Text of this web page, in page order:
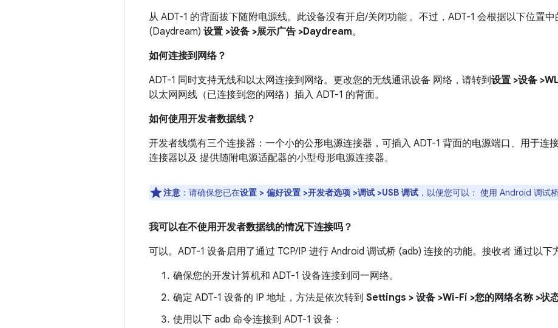
从 ADT-1 的背面拔下随附电源线。此设备没有开启/关闭功能 。不过，ADT-1 会根据以下位置
(Daydream) 设置 >设备 >展示广告 >Daydream。
如何连接到网络？
ADT-1 同时支持无线和以太网连接到网络。更改您的无线通讯设备 网络，请转到设置 >设备
以太网网线（已连接到您的网络）插入 ADT-1 的背面。
如何使用开发者数据线？
开发者线缆有三个连接器：一个小的公形电源连接器，可插入 ADT-1 背面的电源端口、用于连
连接器以及 提供随附电源适配器的小型母形电源连接器。
注意 ：请确保您已在设置 > 偏好设置 >开发者选项 >调试 >USB 调试 ，以便您可以： 使用 Android 调试
我可以在不使用开发者数据线的情况下连接吗？
可以。ADT-1 设备启用了通过 TCP/IP 进行 Android 调试桥 (adb) 连接的功能。接收者 通过以下
确保您的开发计算机和 ADT-1 设备连接到同一网络。
确定 ADT-1 设备的 IP 地址，方法是依次转到 Settings > 设备 >Wi-Fi >您的网络名称 >状
使用以下 adb 命令连接到 ADT-1 设备：